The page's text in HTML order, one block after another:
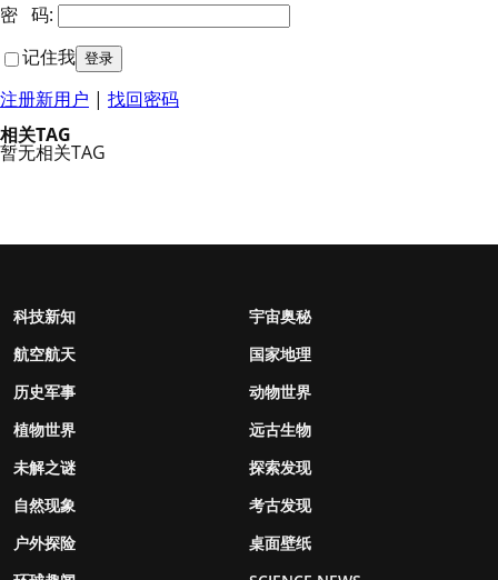
密 码:
记住我
注册新用户 | 找回密码
相关TAG
暂无相关TAG
科技新知
宇宙奥秘
航空航天
国家地理
历史军事
动物世界
植物世界
远古生物
未解之谜
探索发现
自然现象
考古发现
户外探险
桌面壁纸